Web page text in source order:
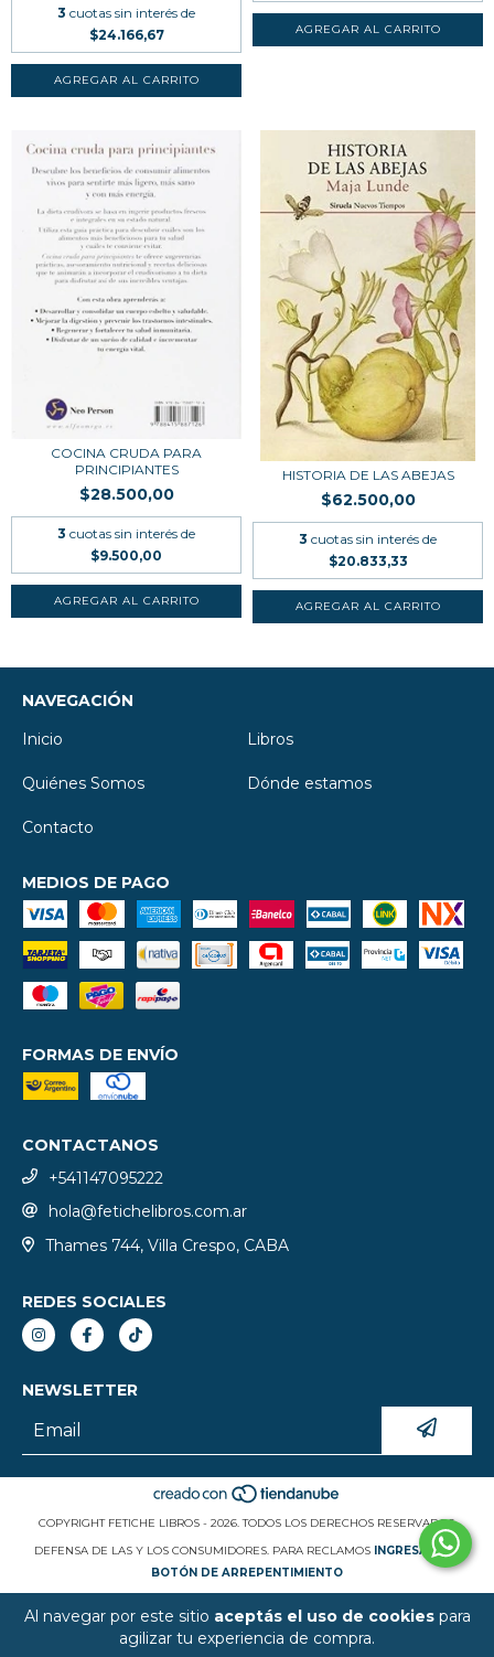
Al navegar por este sitio aceptás el uso de cookiespara
agilizar tu experiencia de compra.
3 cuotas sin interés de
$24.166,67
COCINA CRUDA PARA
PRINCIPIANTES
$28.500,00
3 cuotas sin interés de
$9.500,00
HISTORIA DE LAS ABEJAS
$62.500,00
3 cuotas sin interés de
$20.833,33
NAVEGACIÓN
Inicio
Libros
Quiénes Somos Dónde estamos
Contacto
MEDIOS DE PAGO
FORMAS DE ENVÍO
CONTACTANOS
+541147095222
hola@fetichelibros.com.ar
Thames 744, Villa Crespo, CABA
REDES SOCIALES
NEWSLETTER
COPYRIGHT FETICHE LIBROS - 2026. TODOS LOS DERECHOS RESERVADOS.
DEFENSA DE LAS Y LOS CONSUMIDORES. PARA RECLAMOS INGRESÁ ACÁ.
BOTÓN DE ARREPENTIMIENTO